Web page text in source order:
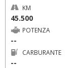
KM
45.500
POTENZA
--
CARBURANTE
--